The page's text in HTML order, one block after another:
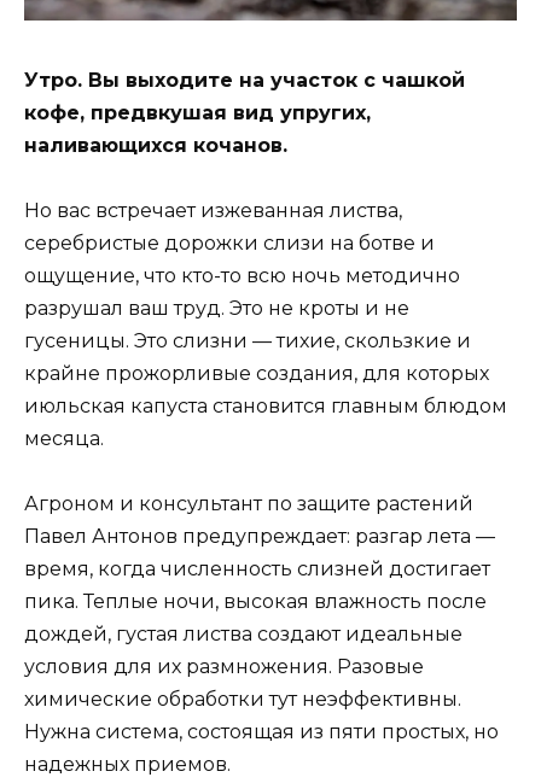
Утро. Вы выходите на участок с чашкой
кофе, предвкушая вид упругих,
наливающихся кочанов.
Но вас встречает изжеванная листва,
серебристые дорожки слизи на ботве и
ощущение, что кто-то всю ночь методично
разрушал ваш труд. Это не кроты и не
гусеницы. Это слизни — тихие, скользкие и
крайне прожорливые создания, для которых
июльская капуста становится главным блюдом
месяца.
Агроном и консультант по защите растений
Павел Антонов предупреждает: разгар лета —
время, когда численность слизней достигает
пика. Теплые ночи, высокая влажность после
дождей, густая листва создают идеальные
условия для их размножения. Разовые
химические обработки тут неэффективны.
Нужна система, состоящая из пяти простых, но
надежных приемов.